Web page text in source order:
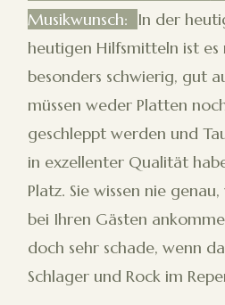
Musikwunsch:
In der
heutigen Hilfsmitteln ist
besonders schwierig, gut
müssen weder Platten
geschleppt werden und
in exzellenter Qualität
Platz. Sie wissen nie
bei Ihren Gästen
doch sehr schade, wenn
Schlager und Rock im